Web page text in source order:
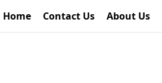
Home Contact Us About Us